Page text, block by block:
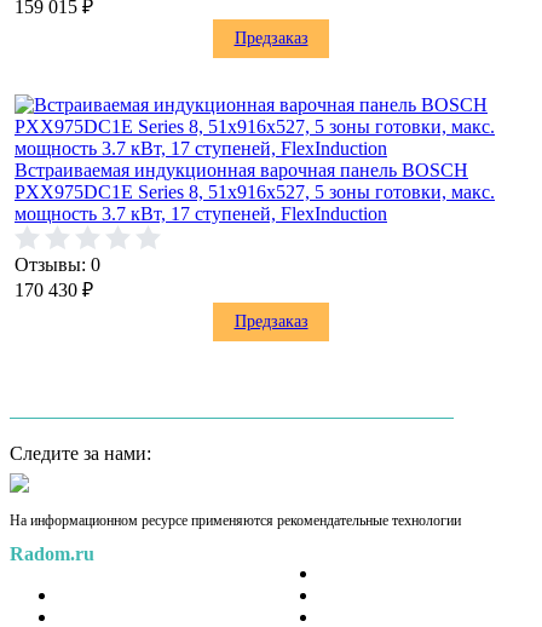
159 015 ₽
Предзаказ
Встраиваемая индукционная варочная панель BOSCH
PXX975DC1E Series 8, 51x916x527, 5 зоны готовки, макс.
мощность 3.7 кВт, 17 ступеней, FlexInduction
Отзывы: 0
170 430 ₽
Предзаказ
Следите за нами:
На информационном ресурсе применяются рекомендательные технологии
Radom.ru